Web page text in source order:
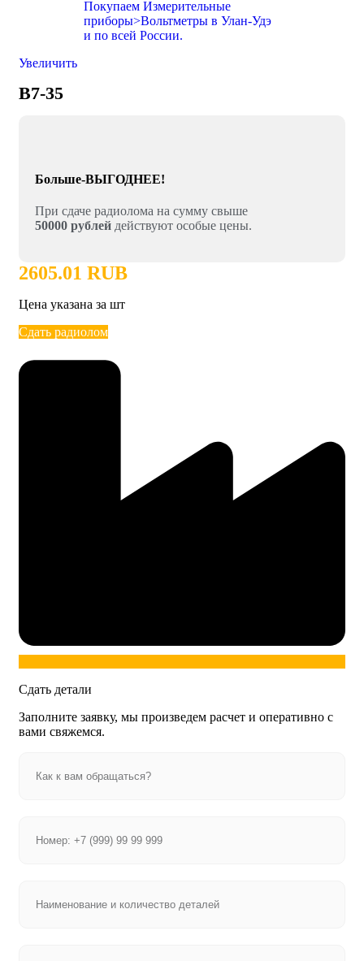
Увеличить
В7-35
Больше-ВЫГОДНЕЕ!
При сдаче радиолома на сумму свыше
50000 рублей действуют особые цены.
2605.01 RUB
Цена указана за шт
Сдать радиолом
Сдать детали
Заполните заявку, мы произведем расчет и оперативно с
вами свяжемся.